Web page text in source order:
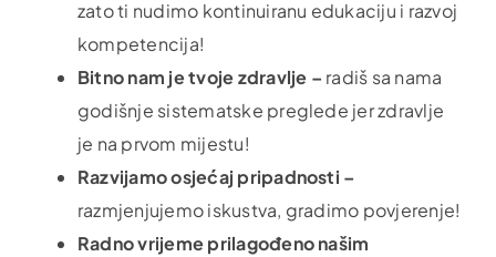
zato ti nudimo kontinuiranu edukaciju i razvoj
kompetencija!
Bitno nam je tvoje zdravlje – radiš sa nama
godišnje sistematske preglede jer zdravlje
je na prvom mijestu!
Razvijamo osjećaj pripadnosti –
razmjenjujemo iskustva, gradimo povjerenje!
Radno vrijeme prilagođeno našim